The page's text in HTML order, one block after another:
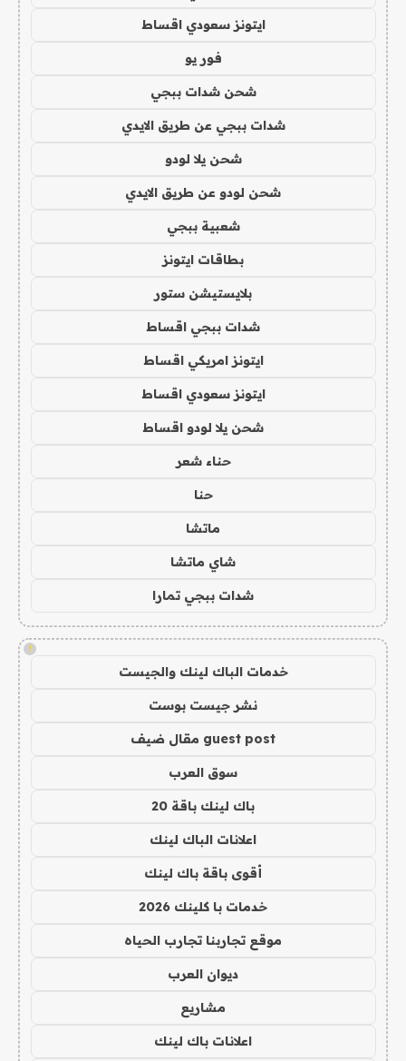
ايتونز سعودي اقساط
فور يو
شحن شدات ببجي
شدات ببجي عن طريق الايدي
شحن يلا لودو
شحن لودو عن طريق الايدي
شعبية ببجي
بطاقات ايتونز
بلايستيشن ستور
شدات ببجي اقساط
ايتونز امريكي اقساط
ايتونز سعودي اقساط
شحن يلا لودو اقساط
حناء شعر
حنا
ماتشا
شاي ماتشا
شدات ببجي تمارا
!
خدمات الباك لينك والجيست
نشر جيست بوست
guest post مقال ضيف
سوق العرب
باك لينك باقة 20
اعلانات الباك لينك
أقوى باقة باك لينك
خدمات با كلينك 2026
موقع تجاربنا تجارب الحياه
ديوان العرب
مشاريع
اعلانات باك لينك